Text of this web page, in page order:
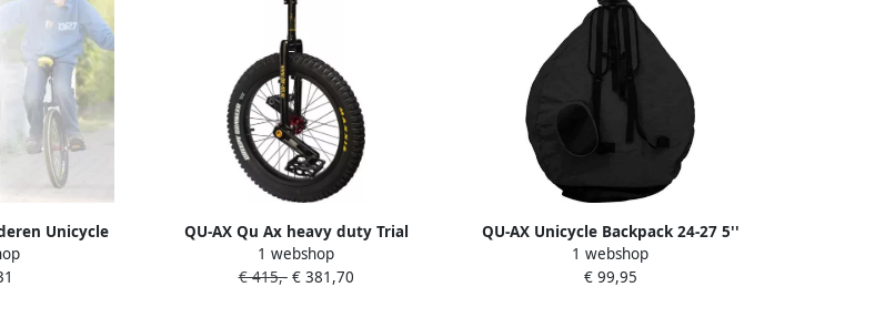
Unicycle
Antislip
Wit
QU-AX Qu Ax heavy duty Trial
eenwieler 19 inch
1 webshop
€ 415,-€ 381,70
QU-AX Unicycle Backpack 24-27 5''
Eenwielers
1 webshop
€ 99,95